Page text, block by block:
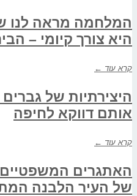
המלחמה מראה לנו
היא צורך קיומי –
קרא עוד ←
היצירתיות של
אותם דווקא לחיפה
קרא עוד ←
האתגרים
של העיר הלבנה